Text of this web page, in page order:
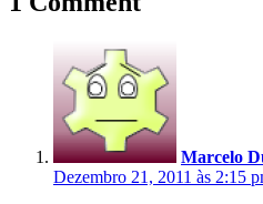
Marcelo
Dezembro 21, 2011 às 2:15